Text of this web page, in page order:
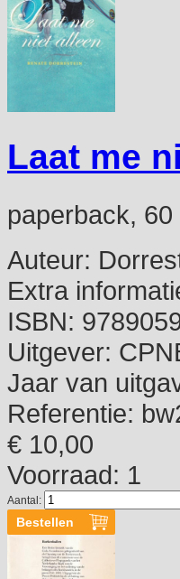
Laat me
paperback,
Auteur:
Extra
ISBN:
Uitgever:
Jaar van
Referentie:
€ 10,00
Voorraad: 1
Aantal: